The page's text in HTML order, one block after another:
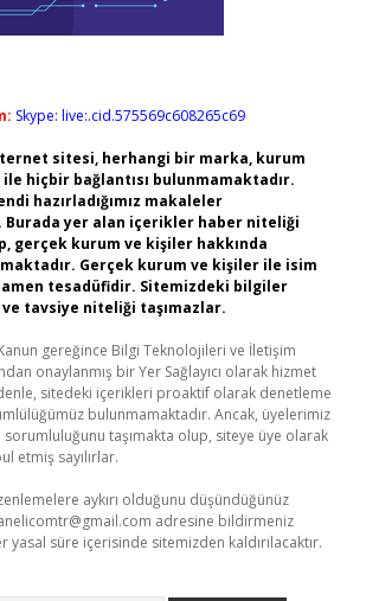
Skype: live:.cid.575569c608265c69
sitesi, herhangi bir marka, kurum
hiçbir bağlantısı bulunmamaktadır.
hazırladığımız makaleler
Burada yer alan içerikler haber niteliği
gerçek kurum ve kişiler hakkında
Gerçek kurum ve kişiler ile isim
tesadüfidir. Sitemizdeki bilgiler
tavsiye niteliği taşımazlar.
Kanun gereğince Bilgi Teknolojileri ve İletişim
onaylanmış bir Yer Sağlayıcı olarak hizmet
sitedeki içerikleri proaktif olarak denetleme
bulunmamaktadır. Ancak, üyelerimiz
sorumluluğunu taşımakta olup, siteye üye olarak
etmiş sayılırlar.
aykırı olduğunu düşündüğünüz
adresine bildirmeniz
yasal süre içerisinde sitemizden kaldırılacaktır.